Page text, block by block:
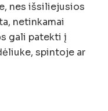
nes išsiliejusios
netinkamai
gali patekti į
spintoje ar